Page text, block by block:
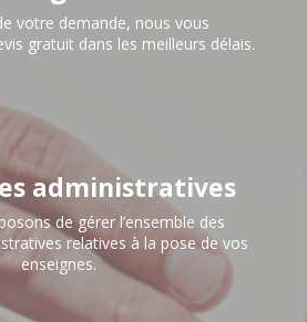
votre demande, nous vous
gratuit dans les meilleurs délais.
administratives
de gérer l’ensemble des
relatives à la pose de vos
enseignes.